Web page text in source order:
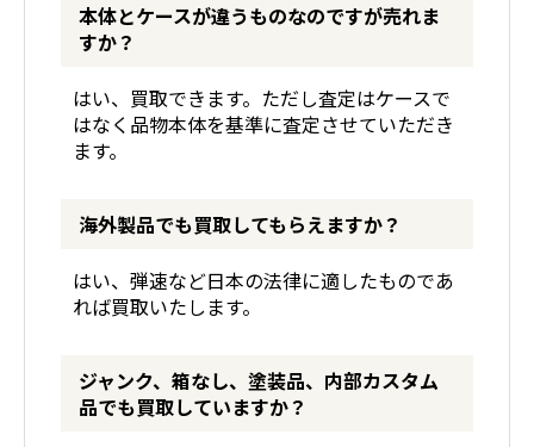
本体とケースが違うものなのですが売れま
すか？
はい、買取できます。ただし査定はケースで
はなく品物本体を基準に査定させていただき
ます。
海外製品でも買取してもらえますか？
はい、弾速など日本の法律に適したものであ
れば買取いたします。
ジャンク、箱なし、塗装品、内部カスタム
品でも買取していますか？